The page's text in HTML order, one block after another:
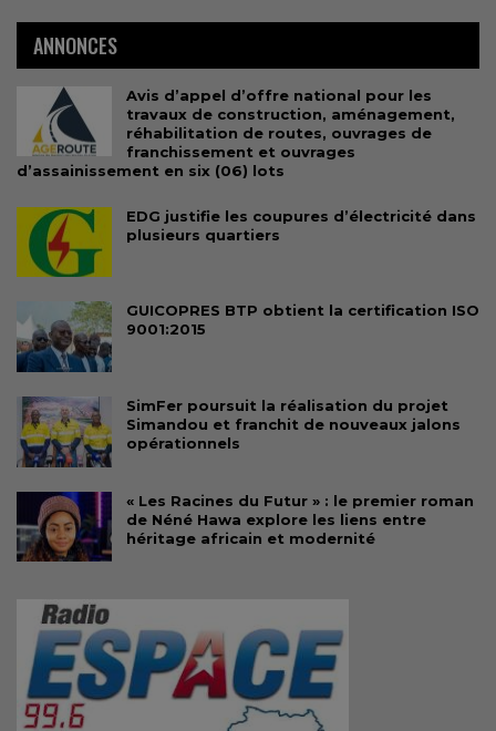
ANNONCES
Avis d’appel d’offre national pour les
travaux de construction, aménagement,
réhabilitation de routes, ouvrages de
franchissement et ouvrages
d’assainissement en six (06) lots
EDG justifie les coupures d’électricité dans
plusieurs quartiers
GUICOPRES BTP obtient la certification ISO
9001:2015
SimFer poursuit la réalisation du projet
Simandou et franchit de nouveaux jalons
opérationnels
« Les Racines du Futur » : le premier roman
de Néné Hawa explore les liens entre
héritage africain et modernité